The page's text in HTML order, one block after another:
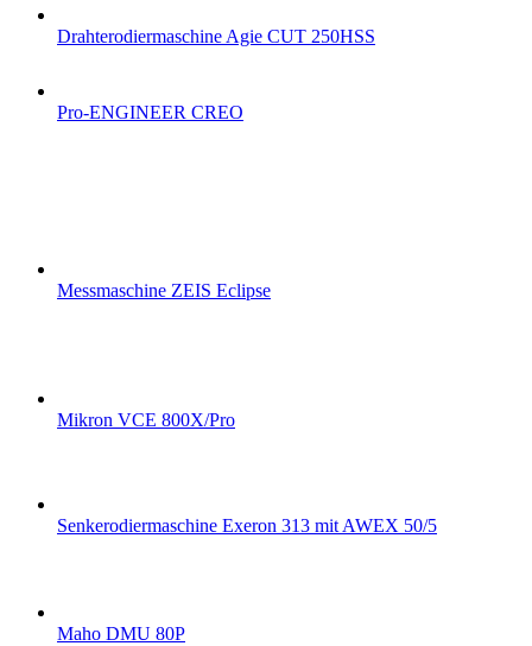
Drahterodiermaschine Agie CUT 250HSS
Pro-ENGINEER CREO
Messmaschine ZEIS Eclipse
Mikron VCE 800X/Pro
Senkerodiermaschine Exeron 313 mit AWEX 50/5
Maho DMU 80P